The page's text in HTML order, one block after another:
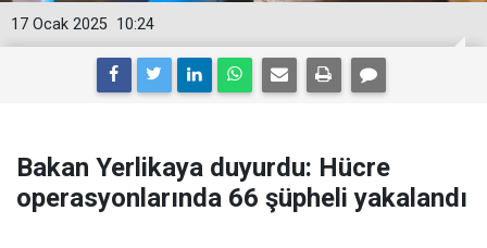
10:24
17 Ocak 2025
Bakan Yerlikaya duyurdu: Hücre
operasyonlarında 66 şüpheli yakalandı